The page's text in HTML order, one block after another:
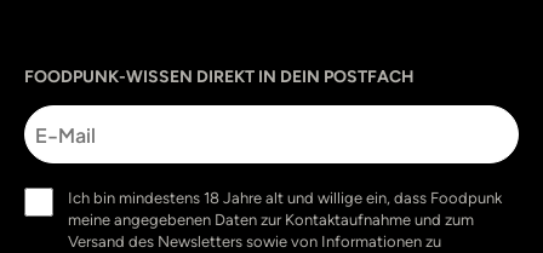
FOODPUNK-WISSEN DIREKT IN DEIN POSTFACH
E-
Mail
(erforderlich)
Ich bin mindestens 18 Jahre alt und willige ein, dass Foodpunk
meine angegebenen Daten zur Kontaktaufnahme und zum
Versand des Newsletters sowie von Informationen zu